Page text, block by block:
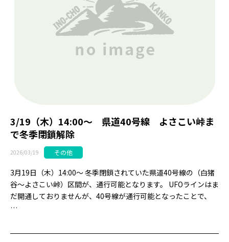
3/19（木）14:00～ 県道40号線 よさこい峠ま
で冬季閉鎖解除
2026/03/19 その他
3月19日（木）14:00～ 冬季閉鎖されていた県道40号線の（白猪
谷～よさこい峠）区間が、通行可能となります。 UFOラインはま
だ開通しておりませんが、40号線が通行可能となったことで、
…